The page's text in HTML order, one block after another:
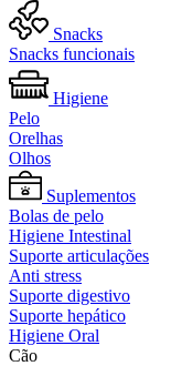
Snacks
Snacks funcionais
Higiene
Pelo
Orelhas
Olhos
Suplementos
Bolas de pelo
Higiene Intestinal
Suporte articulações
Anti stress
Suporte digestivo
Suporte hepático
Higiene Oral
Cão